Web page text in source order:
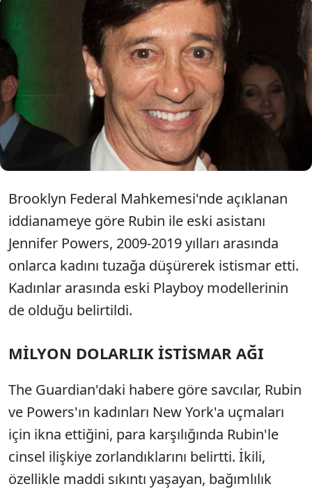
ABD'li ünlü milyarder George Soros'un yakın
arkadaşı ve emekli finansçı Howard Rubin, onlarca
kadını seks amaçlı insan kaçakçılığına maruz
bıraktığı gerekçesiyle gözaltına alındı. Rubin'in
New York'taki lüks dairesinde kurduğu ve
mahkeme belgelerinde "Zindan" olarak
tanımlanan ses yalıtımlı odada kadınların cinsel ve
fiziksel saldırıya uğradıkları öne sürüldü.
Brooklyn Federal Mahkemesi'nde açıklanan
iddianameye göre Rubin ile eski asistanı
Jennifer Powers, 2009-2019 yılları arasında
onlarca kadını tuzağa düşürerek istismar etti.
Kadınlar arasında eski Playboy modellerinin
de olduğu belirtildi.
MİLYON DOLARLIK İSTİSMAR AĞI
The Guardian'daki habere göre savcılar, Rubin
ve Powers'ın kadınları New York'a uçmaları
için ikna ettiğini, para karşılığında Rubin'le
cinsel ilişkiye zorlandıklarını belirtti. İkili,
özellikle maddi sıkıntı yaşayan, bağımlılık